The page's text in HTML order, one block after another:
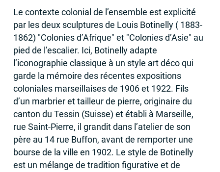
Le contexte colonial de l’ensemble est explicité
par les deux sculptures de Louis Botinelly ( 1883-
1862) "Colonies d’Afrique" et "Colonies d’Asie" au
pied de l’escalier. Ici, Botinelly adapte
l’iconographie classique à un style art déco qui
garde la mémoire des récentes expositions
coloniales marseillaises de 1906 et 1922. Fils
d’un marbrier et tailleur de pierre, originaire du
canton du Tessin (Suisse) et établi à Marseille,
rue Saint-Pierre, il grandit dans l’atelier de son
père au 14 rue Buffon, avant de remporter une
bourse de la ville en 1902. Le style de Botinelly
est un mélange de tradition figurative et de